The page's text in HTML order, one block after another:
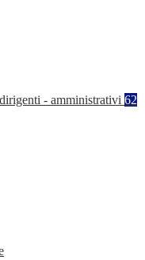
- amministrativi 62